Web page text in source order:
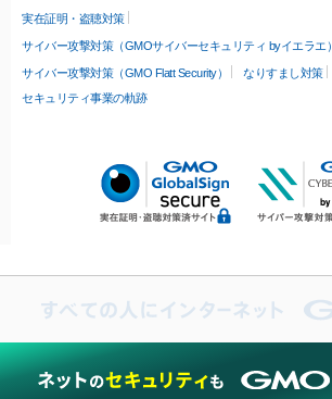
実在証明・盗聴対策
サイバー攻撃対策（GMOサイバーセキュリティ byイエラエ）
サイバー攻撃対策（GMO Flatt Security）
なりすまし対策
セキュリティ事業の軌跡